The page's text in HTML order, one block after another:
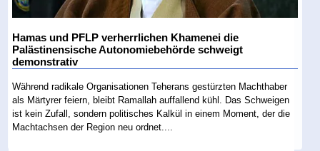
Hamas und PFLP verherrlichen Khamenei die
Palästinensische Autonomiebehörde schweigt
demonstrativ
Während radikale Organisationen Teherans gestürzten Machthaber
als Märtyrer feiern, bleibt Ramallah auffallend kühl. Das Schweigen
ist kein Zufall, sondern politisches Kalkül in einem Moment, der die
Machtachsen der Region neu ordnet....